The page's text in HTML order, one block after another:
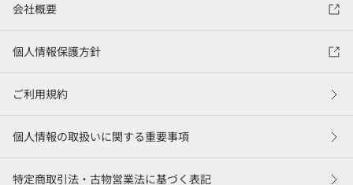
会社概要
個人情報保護方針
ご利用規約
個人情報の取扱いに関する重要事項
特定商取引法・古物営業法に基づく表記